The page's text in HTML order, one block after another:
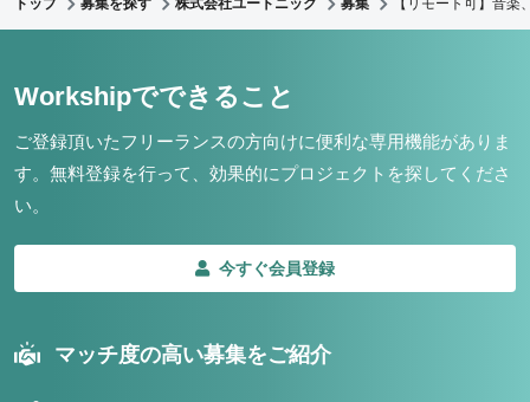
トップ 募集を探す 株式会社ユートニック 募集 【リモート可】音
Workshipでできること
ご登録頂いたフリーランスの方向けに便利な専用機能がありま
す。 無料登録を行って、効果的にプロジェクトを探してくださ
い。
今すぐ会員登録
マッチ度の高い募集をご紹介